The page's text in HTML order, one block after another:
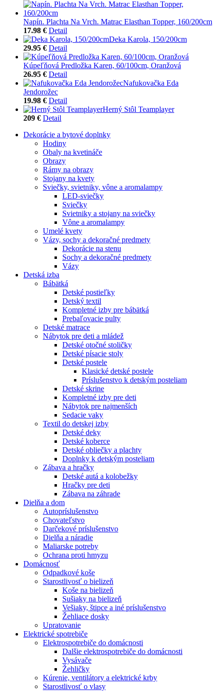
Napín. Plachta Na Vrch. Matrac Elasthan Topper, 160/200cm
17.98 € Detail
Deka Karola, 150/200cm
29.95 € Detail
Kúpeľňová Predložka Karen, 60/100cm, Oranžová
26.95 € Detail
Nafukovačka Eda
Jendorožec
19.98 € Detail
Herný Stôl Teamplayer
209 € Detail
Dekorácie a bytové doplnky
Hodiny
Obaly na kvetináče
Obrazy
Rámy na obrazy
Stojany na kvety
Sviečky, svietniky, vône a aromalampy
LED-sviečky
Sviečky
Svietniky a stojany na sviečky
Vône a aromalampy
Umelé kvety
Vázy, sochy a dekoračné predmety
Dekorácie na stenu
Sochy a dekoračné predmety
Vázy
Detská izba
Bábätká
Detské postieľky
Detský textil
Kompletné izby pre bábätká
Prebaľovacie pulty
Detské matrace
Nábytok pre deti a mládež
Detské otočné stoličky
Detské písacie stoly
Detské postele
Klasické detské postele
Príslušenstvo k detským posteliam
Detské skrine
Kompletné izby pre deti
Nábytok pre najmenších
Sedacie vaky
Textil do detskej izby
Detské deky
Detské koberce
Detské obliečky a plachty
Doplnky k detským posteliam
Zábava a hračky
Detské autá a kolobežky
Hračky pre deti
Zábava na záhrade
Dielňa a dom
Autopríslušenstvo
Chovateľstvo
Darčekové príslušenstvo
Dielňa a náradie
Maliarske potreby
Ochrana proti hmyzu
Domácnosť
Odpadkové koše
Starostlivosť o bielizeň
Koše na bielizeň
Sušiaky na bielizeň
Vešiaky, štipce a iné príslušenstvo
Žehliace dosky
Upratovanie
Elektrické spotrebiče
Elektrospotrebiče do domácnosti
Dalšie elektrospotrebiče do domácnosti
Vysávače
Žehličky
Kúrenie, ventilátory a elektrické krby
Starostlivosť o vlasy